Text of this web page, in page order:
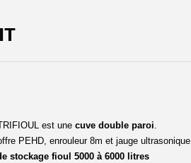
est une cuve double paroi
PEHD, enrouleur 8m et jauge ultrasonique
stockage fioul 5000 à 6000 litres